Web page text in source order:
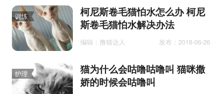
训练
柯尼斯卷毛猫怕水怎么办 柯尼
斯卷毛猫怕水解决办法
编辑：撸猫达人 发布：2018-06-26
护理
猫为什么会咕噜咕噜叫 猫咪撒
娇的时候会咕噜叫